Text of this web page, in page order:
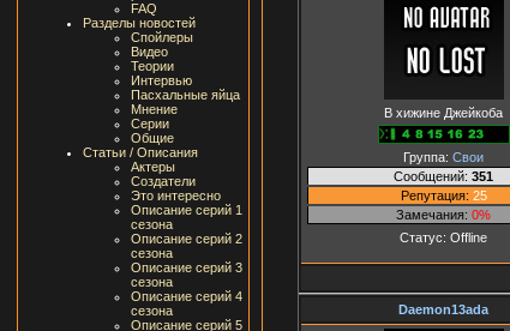
FAQ
Разделы новостей
Спойлеры
Видео
Теории
Интервью
Пасхальные яйца
Мнение
Серии
Общие
Статьи / Описания
Актеры
Создатели
Это интересно
Описание серий 1
сезона
Описание серий 2
сезона
Описание серий 3
сезона
Описание серий 4
сезона
Описание серий 5
В хижине Джейкоба
Группа: Свои
Сообщений: 351
Репутация: 25
Замечания: 0%
Статус: Offline
Daemon13ada